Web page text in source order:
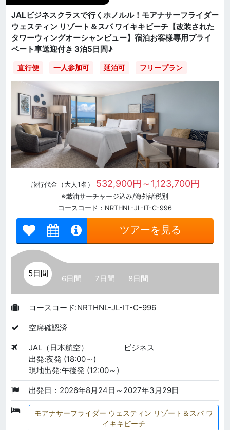
JALビジネスクラスで行くホノルル！モアナサーフライダー
ウェスティン リゾート＆スパ ワイキキビーチ【改装された
タワーウィングオーシャンビュー】宿泊お客様専用プライ
ベート車送迎付き 3泊5日間♪
直行便 一人参加可 延泊可 フリープラン
旅行代金（大人1名） 532,900円～1,123,700円
※燃油サーチャージ込み/海外諸税別
コースコード：NRTHNL-JL-IT-C-996
ツアーを見る
5日間
6日間 7日間 8日間
コースコード:NRTHNL-JL-IT-C-996
空席確認済
JAL（日本航空）
ビジネス
出発:夜発 (18:00～)
現地出発:午後発 (12:00～)
出発日：2026年8月24日～2027年3月29日
モアナサーフライダー ウェスティン リゾート＆スパ ワ
イキキビーチ